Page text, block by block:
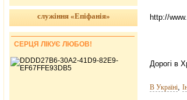
http://
Дорогі в
В Україні,
служіння «Епіфанія»
СЕРЦЯ ЛІКУЄ ЛЮБОВ!